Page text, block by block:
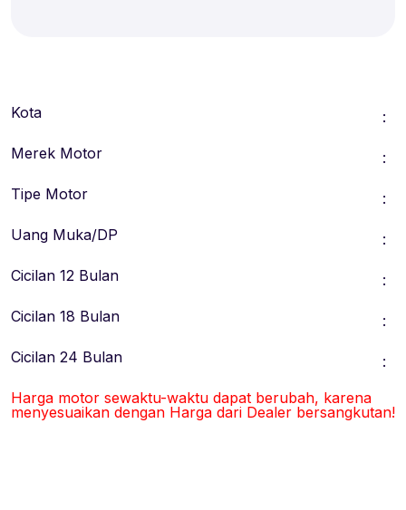
Kota
:
Merek Motor
:
Tipe Motor
:
Uang Muka/DP
:
Cicilan 12 Bulan
:
Cicilan 18 Bulan
:
Cicilan 24 Bulan
:
Harga motor sewaktu-waktu dapat berubah, karena
menyesuaikan dengan Harga dari Dealer bersangkutan!